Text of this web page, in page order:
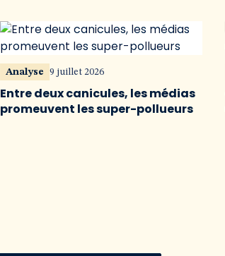
Analyse 9 juillet 2026
Entre deux canicules, les médias
promeuvent les super-pollueurs